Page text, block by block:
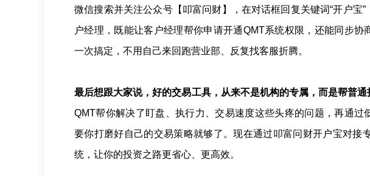
微信搜索并关注公众号【叩富问财】，在对话框回复关键词“开户宝
户经理，既能让客户经理帮你申请开通QMT系统权限，还能同步
一次搞定，不用自己来回跑营业部、反复找客服折腾。
最后想跟大家说，好的交易工具，从来不是机构的专属，而是帮普
QMT帮你解决了盯盘、执行力、交易速度这些头疼的问题，再通
要你打磨好自己的交易策略就够了。现在通过叩富问财开户宝对接
统，让你的投资之路更省心、更高效。